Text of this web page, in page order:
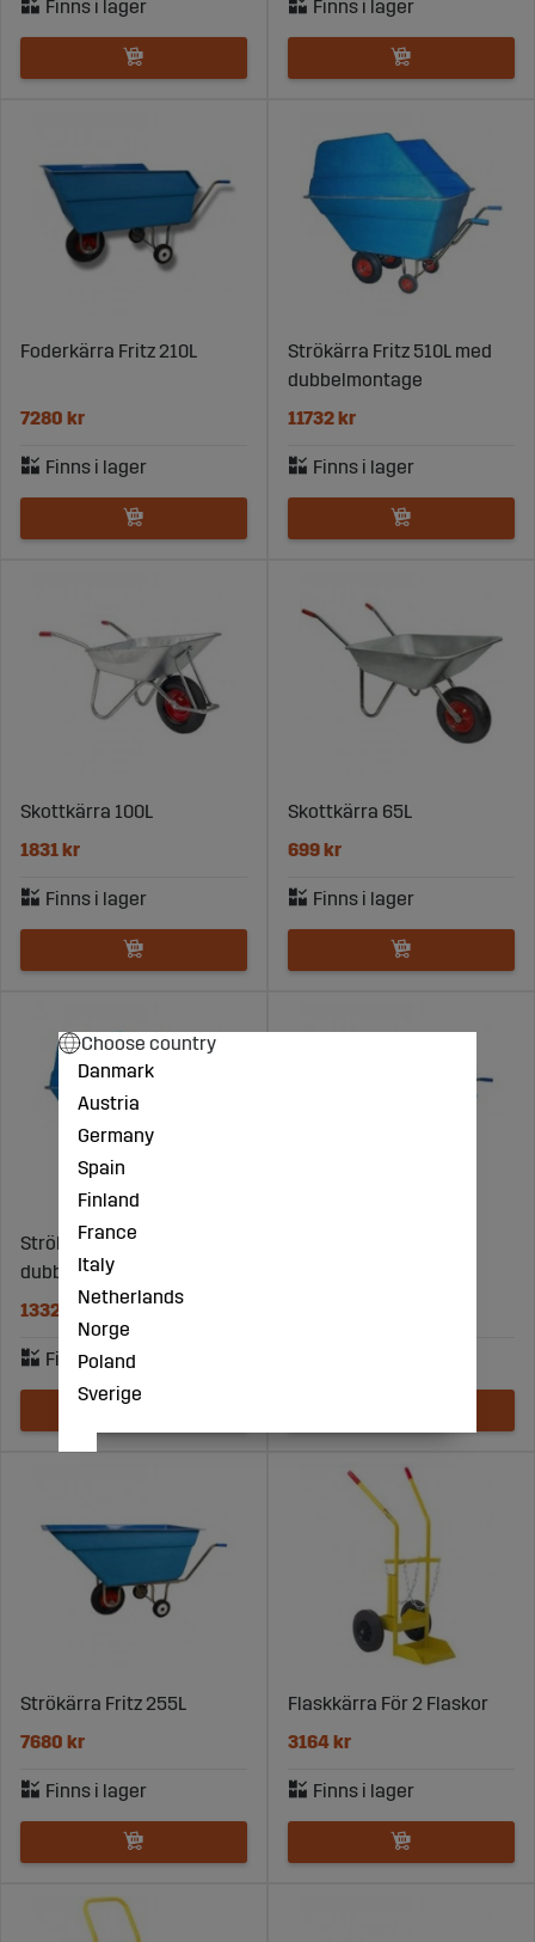
Foderkärra Fritz 210L
7280 kr
Strökärra Fritz 510L med
dubbelmontage
11732 kr
Skottkärra 100L
1831 kr
Skottkärra 65L
699 kr
Strökärra Fritz 710L med
dubbelmontage
13322 kr
Strökärra Fritz 255L
7680 kr
Flaskkärra För 2 Flaskor
3164 kr
Choose country
Danmark
Austria
Germany
Spain
Finland
France
Italy
Netherlands
Norge
Poland
Sverige